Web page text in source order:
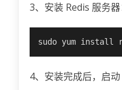
3、安装 Redis 服务器
sudo yum install
4、安装完成后，启